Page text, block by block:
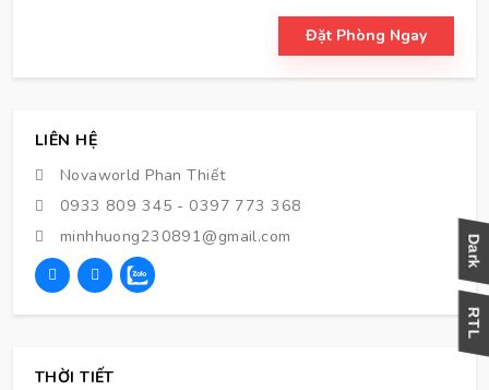
Đặt Phòng Ngay
LIÊN HỆ
Novaworld Phan Thiết
0933 809 345 - 0397 773 368
minhhuong230891@gmail.com
THỜI TIẾT